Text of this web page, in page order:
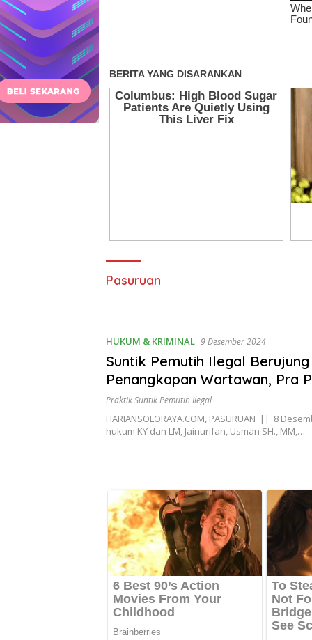
Pasuruan
HUKUM & KRIMINAL 9 Desember 2024
Suntik Pemutih Ilegal Berujung
Penangkapan Wartawan, Pra
Digelar
Praktik Suntik Pemutih Ilegal
HARIANSOLORAYA.COM, PASURUAN || 8
hukum KY dan LM, Jainurifan, Usman SH., MM,…